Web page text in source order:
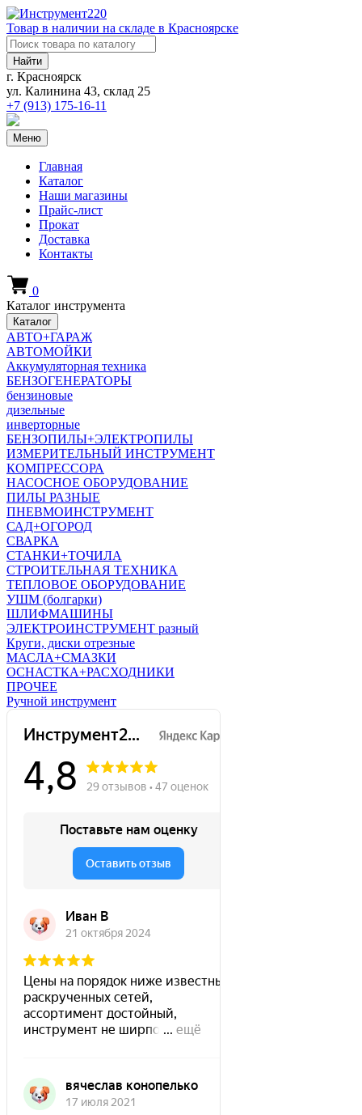
Товар в наличии на складе в Красноярске
Найти
г. Красноярск
ул. Калинина 43, склад 25
+7 (913) 175-16-11
Меню
Главная
Каталог
Наши магазины
Прайс-лист
Прокат
Доставка
Контакты
0
Каталог инструмента
Каталог
АВТО+ГАРАЖ
АВТОМОЙКИ
Аккумуляторная техника
БЕНЗОГЕНЕРАТОРЫ
бензиновые
дизельные
инверторные
БЕНЗОПИЛЫ+ЭЛЕКТРОПИЛЫ
ИЗМЕРИТЕЛЬНЫЙ ИНСТРУМЕНТ
КОМПРЕССОРА
НАСОСНОЕ ОБОРУДОВАНИЕ
ПИЛЫ РАЗНЫЕ
ПНЕВМОИНСТРУМЕНТ
САД+ОГОРОД
СВАРКА
СТАНКИ+ТОЧИЛА
СТРОИТЕЛЬНАЯ ТЕХНИКА
ТЕПЛОВОЕ ОБОРУДОВАНИЕ
УШМ (болгарки)
ШЛИФМАШИНЫ
ЭЛЕКТРОИНСТРУМЕНТ разный
Круги, диски отрезные
МАСЛА+СМАЗКИ
ОСНАСТКА+РАСХОДНИКИ
ПРОЧЕЕ
Ручной инструмент